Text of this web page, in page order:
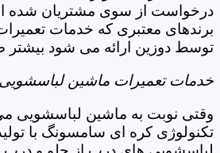
درخواست از سوی مشتریان شده
برندهای معتبری که خدمات
توسط دوزین ارائه می شود
خدمات تعمیرات ماشین
وقتی نوبت به ماشین لباسشویی
تکنولوژی کره ای سامسونگ با